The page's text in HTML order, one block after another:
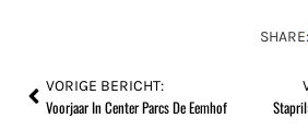
SHARE:
VORIGE BERICHT:
Voorjaar In Center Parcs De Eemhof